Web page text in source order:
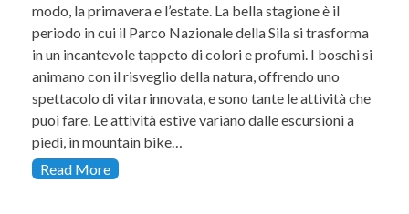
modo, la primavera e l’estate. La bella stagione è il
periodo in cui il Parco Nazionale della Sila si trasforma
in un incantevole tappeto di colori e profumi. I boschi si
animano con il risveglio della natura, offrendo uno
spettacolo di vita rinnovata, e sono tante le attività che
puoi fare. Le attività estive variano dalle escursioni a
piedi, in mountain bike…
Read More